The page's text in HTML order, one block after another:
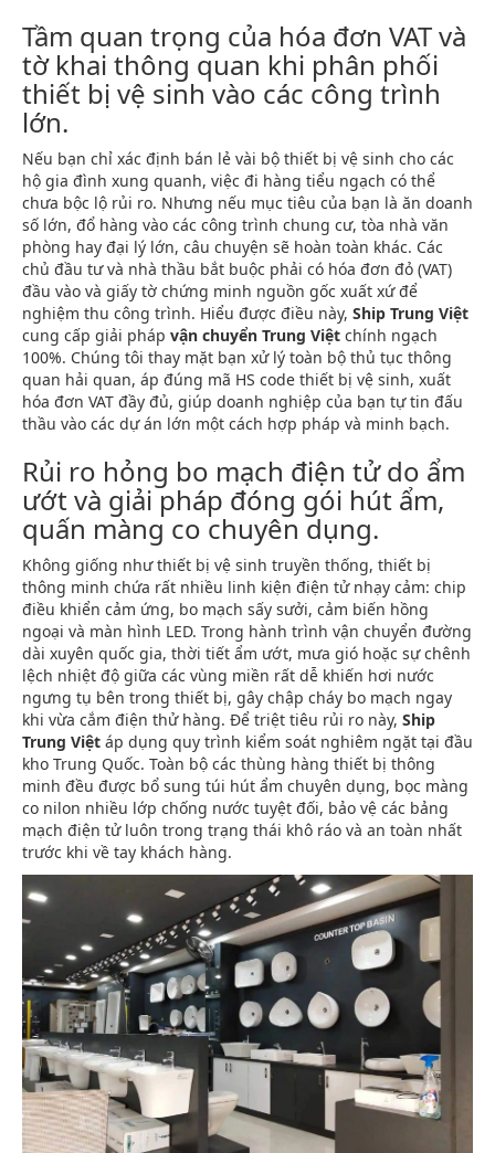
Tầm quan trọng của hóa đơn VAT và
tờ khai thông quan khi phân phối
thiết bị vệ sinh vào các công trình
lớn.
Nếu bạn chỉ xác định bán lẻ vài bộ thiết bị vệ sinh cho các
hộ gia đình xung quanh, việc đi hàng tiểu ngạch có thể
chưa bộc lộ rủi ro. Nhưng nếu mục tiêu của bạn là ăn doanh
số lớn, đổ hàng vào các công trình chung cư, tòa nhà văn
phòng hay đại lý lớn, câu chuyện sẽ hoàn toàn khác. Các
chủ đầu tư và nhà thầu bắt buộc phải có hóa đơn đỏ (VAT)
đầu vào và giấy tờ chứng minh nguồn gốc xuất xứ để
nghiệm thu công trình. Hiểu được điều này, Ship Trung Việt
cung cấp giải pháp vận chuyển Trung Việt chính ngạch
100%. Chúng tôi thay mặt bạn xử lý toàn bộ thủ tục thông
quan hải quan, áp đúng mã HS code thiết bị vệ sinh, xuất
hóa đơn VAT đầy đủ, giúp doanh nghiệp của bạn tự tin đấu
thầu vào các dự án lớn một cách hợp pháp và minh bạch.
Rủi ro hỏng bo mạch điện tử do ẩm
ướt và giải pháp đóng gói hút ẩm,
quấn màng co chuyên dụng.
Không giống như thiết bị vệ sinh truyền thống, thiết bị
thông minh chứa rất nhiều linh kiện điện tử nhạy cảm: chip
điều khiển cảm ứng, bo mạch sấy sưởi, cảm biến hồng
ngoại và màn hình LED. Trong hành trình vận chuyển đường
dài xuyên quốc gia, thời tiết ẩm ướt, mưa gió hoặc sự chênh
lệch nhiệt độ giữa các vùng miền rất dễ khiến hơi nước
ngưng tụ bên trong thiết bị, gây chập cháy bo mạch ngay
khi vừa cắm điện thử hàng. Để triệt tiêu rủi ro này, Ship
Trung Việt áp dụng quy trình kiểm soát nghiêm ngặt tại đầu
kho Trung Quốc. Toàn bộ các thùng hàng thiết bị thông
minh đều được bổ sung túi hút ẩm chuyên dụng, bọc màng
co nilon nhiều lớp chống nước tuyệt đối, bảo vệ các bảng
mạch điện tử luôn trong trạng thái khô ráo và an toàn nhất
trước khi về tay khách hàng.